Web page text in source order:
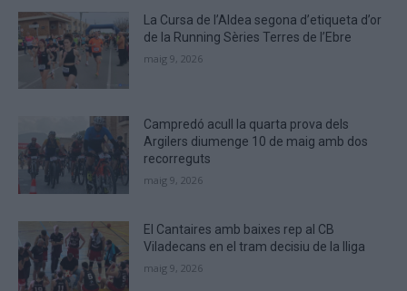
to
verify
that
you
La Cursa de l’Aldea segona d’etiqueta d’or
de la Running Sèries Terres de l’Ebre
maig 9, 2026
Campredó acull la quarta prova dels
Argilers diumenge 10 de maig amb dos
recorreguts
maig 9, 2026
El Cantaires amb baixes rep al CB
Viladecans en el tram decisiu de la lliga
maig 9, 2026